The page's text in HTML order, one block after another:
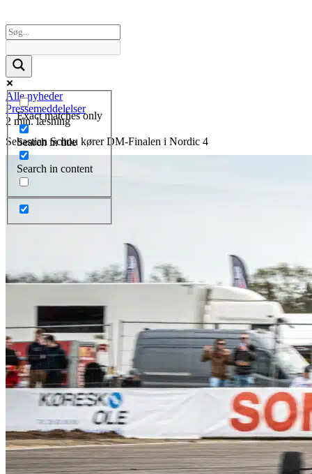
Exact matches only
Search in title
Search in content
Alle nyheder
Pressemeddelelser
2 min. læsning
Sebastian Schou kører DM-Finalen i Nordic 4